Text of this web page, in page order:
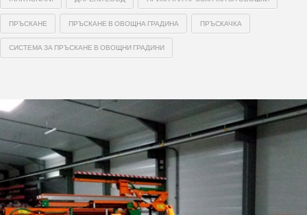
ПРЪСКАНЕ ПРЪСКАНЕ В ОВОЩНА ГРАДИНА ПРЪСКАЧКА
СИСТЕМА ЗА ПРЪСКАНЕ В ОВОЩНИ ГРАДИНИ